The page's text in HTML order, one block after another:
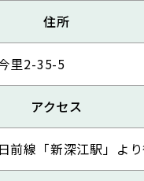
住所
里2-35-5
アクセス
前線「新深江駅」よ